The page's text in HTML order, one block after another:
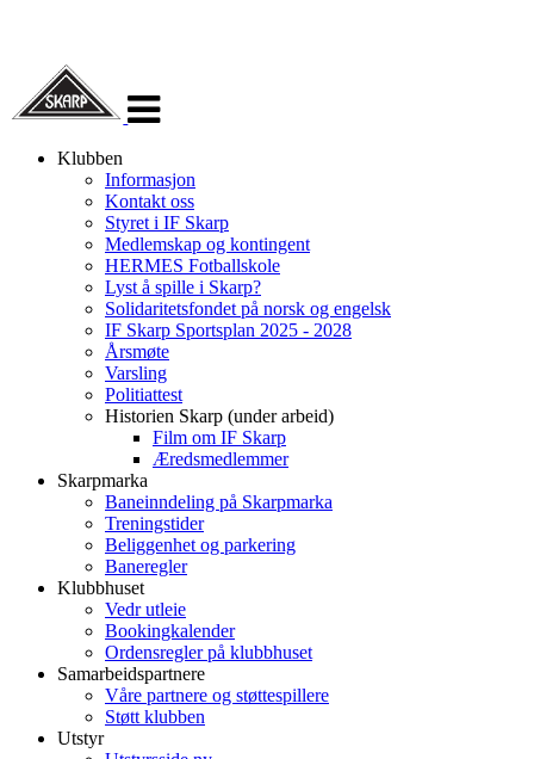
navigasjon
Klubben
Informasjon
Kontakt oss
Styret i IF Skarp
Medlemskap og kontingent
HERMES Fotballskole
Lyst å spille i Skarp?
Solidaritetsfondet på norsk og engelsk
IF Skarp Sportsplan 2025 - 2028
Årsmøte
Varsling
Politiattest
Historien Skarp (under arbeid)
Film om IF Skarp
Æredsmedlemmer
Skarpmarka
Baneinndeling på Skarpmarka
Treningstider
Beliggenhet og parkering
Baneregler
Klubbhuset
Vedr utleie
Bookingkalender
Ordensregler på klubbhuset
Samarbeidspartnere
Våre partnere og støttespillere
Støtt klubben
Utstyr